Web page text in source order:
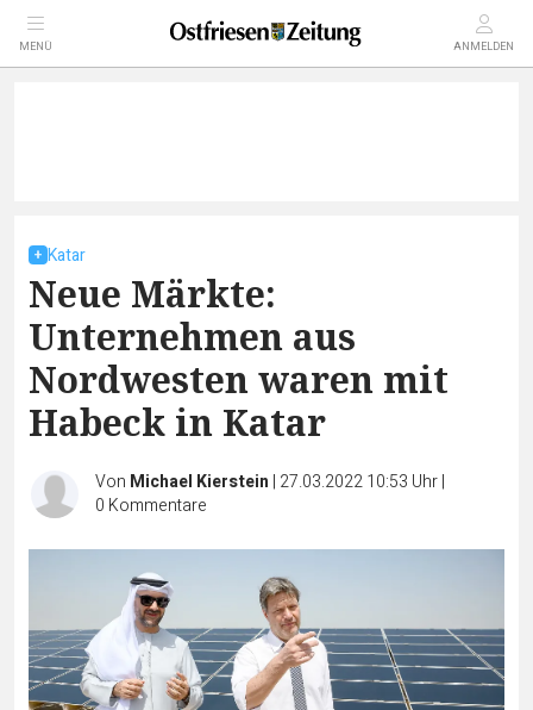
MENÜ ANMELDEN
Katar
Neue Märkte:
Unternehmen aus
Nordwesten waren mit
Habeck in Katar
Von Michael Kierstein | 27.03.2022 10:53 Uhr|
0 Kommentare